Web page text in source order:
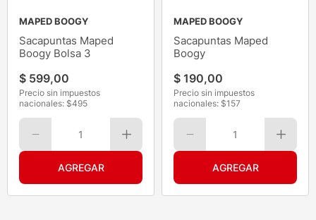
MAPED BOOGY
Sacapuntas Maped
Boogy Bolsa 3
$ 599,00
Precio sin impuestos
nacionales: $495
1
MAPED BOOGY
Sacapuntas Maped
Boogy
$ 190,00
Precio sin impuestos
nacionales: $157
1